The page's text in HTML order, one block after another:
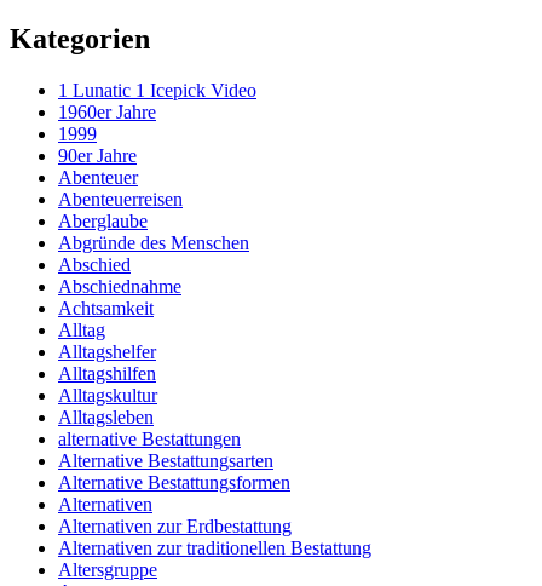
Kategorien
1 Lunatic 1 Icepick Video
1960er Jahre
1999
90er Jahre
Abenteuer
Abenteuerreisen
Aberglaube
Abgründe des Menschen
Abschied
Abschiednahme
Achtsamkeit
Alltag
Alltagshelfer
Alltagshilfen
Alltagskultur
Alltagsleben
alternative Bestattungen
Alternative Bestattungsarten
Alternative Bestattungsformen
Alternativen
Alternativen zur Erdbestattung
Alternativen zur traditionellen Bestattung
Altersgruppe